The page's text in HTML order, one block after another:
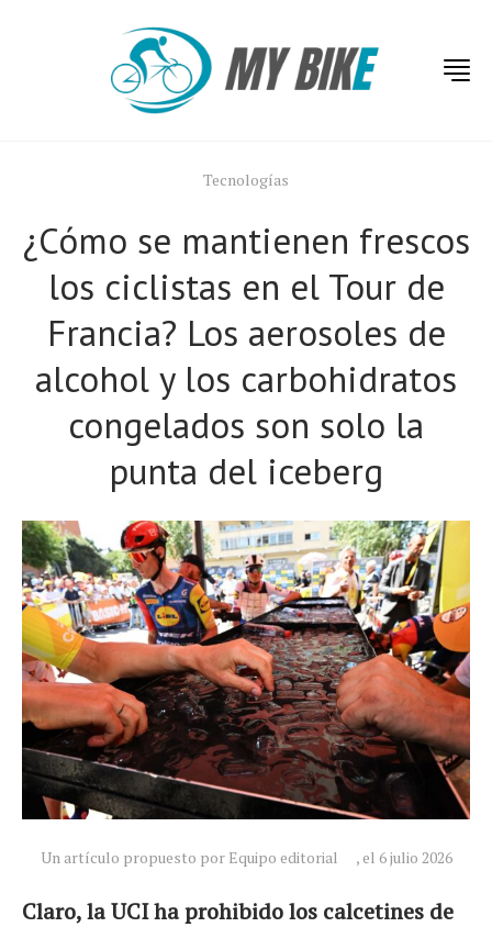
Tecnologías
¿Cómo se mantienen frescos
los ciclistas en el Tour de
Francia? Los aerosoles de
alcohol y los carbohidratos
congelados son solo la
punta del iceberg
Un artículo propuesto por Equipo editorial , el 6 julio 2026
Claro, la UCI ha prohibido los calcetines de